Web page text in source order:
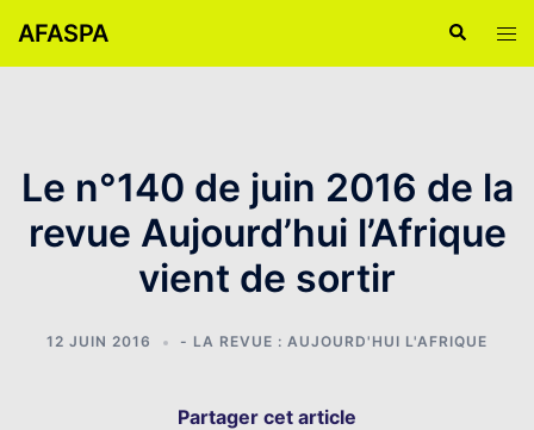
auAFASPA
le
Le n°140 de juin 2016 de la
revue Aujourd’hui l’Afrique
vient de sortir
12 JUIN 2016 - LA REVUE : AUJOURD'HUI L'AFRIQUE
Partager cet article